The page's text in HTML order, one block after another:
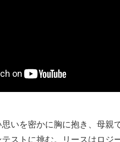
いを密かに胸に抱き、母親
ストに挑む。リースはロ